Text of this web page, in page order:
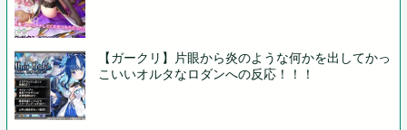
【ガークリ】片眼から炎のような何かを出してかっ
こいいオルタなロダンへの反応！！！